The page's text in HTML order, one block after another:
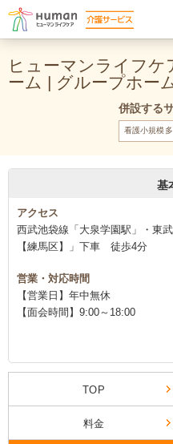
ヒューマンライフケ
ーム | グループホー
併設する
看護小規模
基
アクセス
西武池袋線「大泉学園駅」・東
【練馬区】」下車 徒歩4分
営業・対応時間
【営業日】年中無休
【面会時間】9:00～18:00
TOP
料金